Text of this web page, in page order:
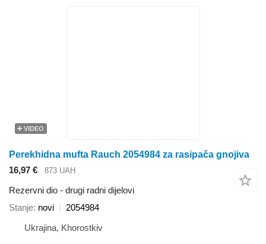
VIDEO
Perekhidna mufta Rauch 2054984 za rasipača gnojiva
16,97 €
873 UAH
Rezervni dio - drugi radni dijelovi
Stanje novi
2054984
Ukrajina, Khorostkiv